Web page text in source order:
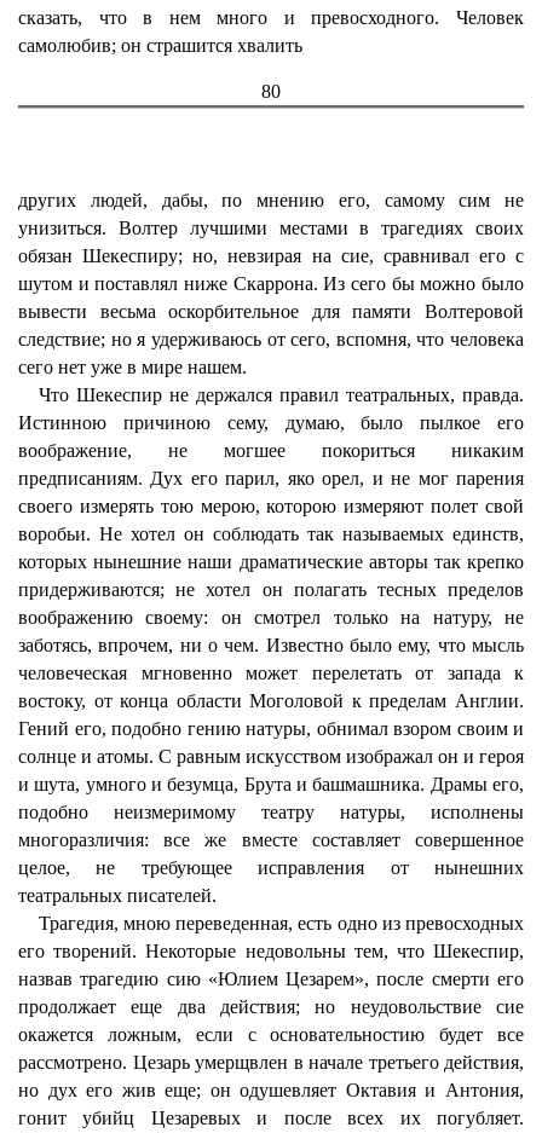
сказать, что в нем много и превосходного. Человек
самолюбив; он страшится хвалить
80
других людей, дабы, по мнению его, самому сим не
унизиться. Волтер лучшими местами в трагедиях своих
обязан Шекеспиру; но, невзирая на сие, сравнивал его с
шутом и поставлял ниже Скаррона. Из сего бы можно было
вывести весьма оскорбительное для памяти Волтеровой
следствие; но я удерживаюсь от сего, вспомня, что человека
сего нет уже в мире нашем.
Что Шекеспир не держался правил театральных, правда.
Истинною причиною сему, думаю, было пылкое его
воображение, не могшее покориться никаким
предписаниям. Дух его парил, яко орел, и не мог парения
своего измерять тою мерою, которою измеряют полет свой
воробьи. Не хотел он соблюдать так называемых единств,
которых нынешние наши драматические авторы так крепко
придерживаются; не хотел он полагать тесных пределов
воображению своему: он смотрел только на натуру, не
заботясь, впрочем, ни о чем. Известно было ему, что мысль
человеческая мгновенно может перелетать от запада к
востоку, от конца области Моголовой к пределам Англии.
Гений его, подобно гению натуры, обнимал взором своим и
солнце и атомы. С равным искусством изображал он и героя
и шута, умного и безумца, Брута и башмашника. Драмы его,
подобно неизмеримому театру натуры, исполнены
многоразличия: все же вместе составляет совершенное
целое, не требующее исправления от нынешних
театральных писателей.
Трагедия, мною переведенная, есть одно из превосходных
его творений. Некоторые недовольны тем, что Шекеспир,
назвав трагедию сию «Юлием Цезарем», после смерти его
продолжает еще два действия; но неудовольствие сие
окажется ложным, если с основательностию будет все
рассмотрено. Цезарь умерщвлен в начале третьего действия,
но дух его жив еще; он одушевляет Октавия и Антония,
гонит убийц Цезаревых и после всех их погубляет.